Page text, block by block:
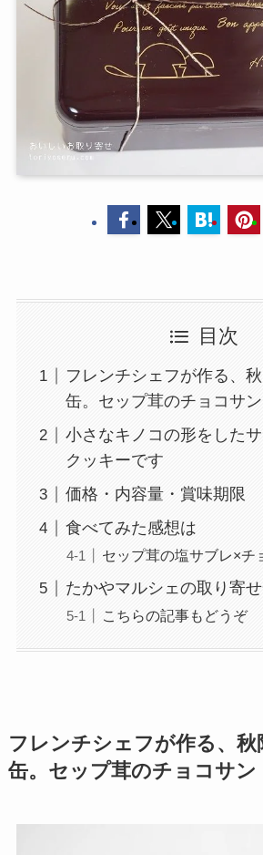
目次
フレンチシェフが作る、
缶。セップ茸のチョコサ
小さなキノコの形をした
クッキーです
価格・内容量・賞味期限
食べてみた感想は
セップ茸の塩サブレ×チ
たかやマルシェの取り寄
こちらの記事もどうぞ
フレンチシェフが作る、秋
缶。セップ茸のチョコサン